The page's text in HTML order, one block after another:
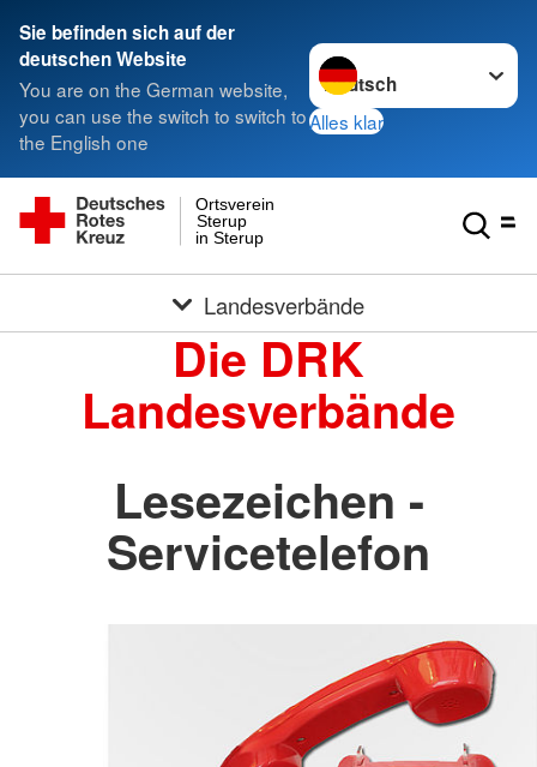
Sie befinden sich auf der
deutschen Website
You are on the German website,
you can use the switch to switch to
the English one
Sprache wechseln zu
Alles klar
in Sterup
Sterup
Ortsverein
Landesverbände
Die DRK
Landesverbände
Lesezeichen -
Servicetelefon